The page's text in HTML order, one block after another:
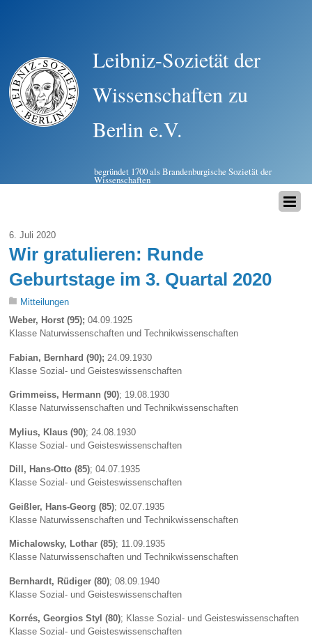
Leibniz-Sozietät der
Wissenschaften zu
Berlin e.V.
begründet 1700 als Brandenburgische Sozietät der
Wissenschaften
6. Juli 2020
Wir gratulieren: Runde
Geburtstage im 3. Quartal 2020
Mitteilungen
Weber, Horst (95);04.09.1925
Klasse Naturwissenschaften und Technikwissenschaften
Fabian, Bernhard (90); 24.09.1930
Klasse Sozial- und Geisteswissenschaften
Grimmeiss, Hermann (90); 19.08.1930
Klasse Naturwissenschaften und Technikwissenschaften
Mylius, Klaus (90); 24.08.1930
Klasse Sozial- und Geisteswissenschaften
Dill, Hans-Otto (85); 04.07.1935
Klasse Sozial- und Geisteswissenschaften
Geißler, Hans-Georg (85); 02.07.1935
Klasse Naturwissenschaften und Technikwissenschaften
Michalowsky, Lothar (85); 11.09.1935
Klasse Naturwissenschaften und Technikwissenschaften
Bernhardt, Rüdiger (80); 08.09.1940
Klasse Sozial- und Geisteswissenschaften
Korrés, Georgios Styl (80); Klasse Sozial- und Geisteswissenschaften
Klasse Sozial- und Geisteswissenschaften